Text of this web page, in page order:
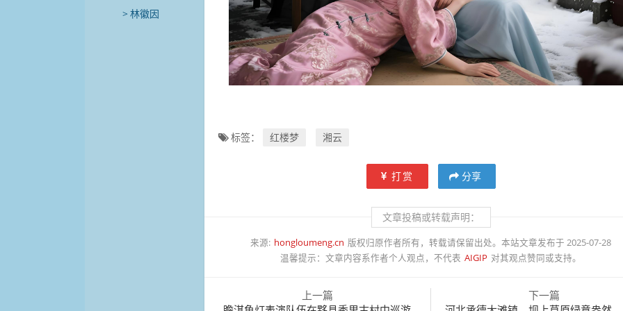
林徽因
标签： 红楼梦 湘云
打赏 分享
文章投稿或转载声明：
来源: hongloumeng.cn 版权归原作者所有，转载请保留出处。本站文章发布于 2025-07-28
温馨提示：文章内容系作者个人观点，不代表 AIGIP 对其观点赞同或支持。
上一篇
下一篇